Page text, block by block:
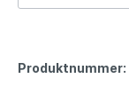
Produktnummer: